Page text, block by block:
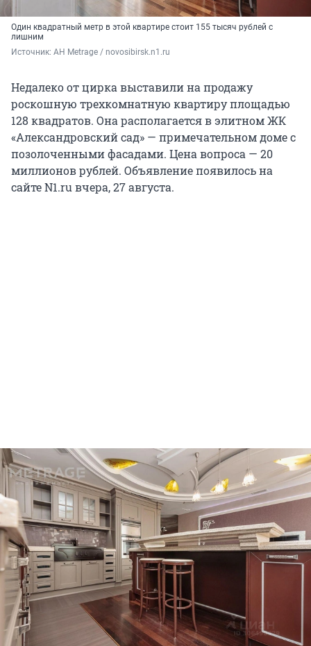
Один квадратный метр в этой квартире стоит 155 тысяч рублей с
лишним
Источник: АН Metrage / novosibirsk.n1.ru
Недалеко от цирка выставили на продажу
роскошную трехкомнатную квартиру площадью
128 квадратов. Она располагается в элитном ЖК
«Александровский сад» — примечательном доме с
позолоченными фасадами. Цена вопроса — 20
миллионов рублей. Объявление появилось на
сайте N1.ru вчера, 27 августа.